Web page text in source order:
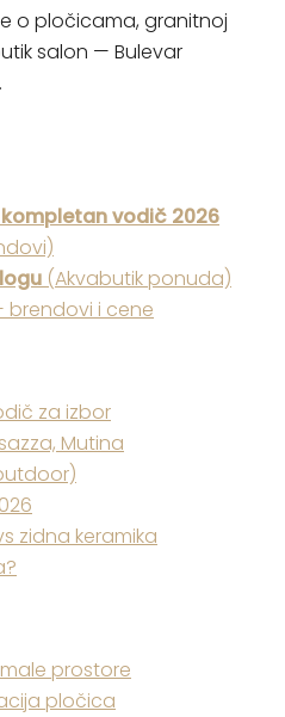
o pločicama, granitnoj
salon — Bulevar
vodič 2026
(Akvabutik ponuda)
brendovi i cene
za izbor
Mutina
zidna keramika
prostore
pločica